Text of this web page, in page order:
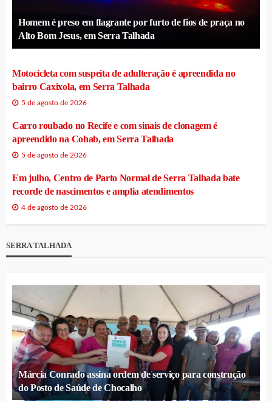
Homem é preso em flagrante por furto de fios de praça no
Alto Bom Jesus, em Serra Talhada
Motocicleta com suspeita de adulteração é apreendida no
bairro Caxixola, em Serra Talhada
5 de agosto de 2026
Carro roubado no Recife e com sinais de clonagem é
apreendido na Cohab, em Serra Talhada
5 de agosto de 2026
Em julho, Centro de Parto Normal de Serra Talhada bate
recorde de nascimentos e amplia atendimentos
4 de agosto de 2026
SERRA TALHADA
Márcia Conrado assina ordem de serviço para construção
do Posto de Saúde de Chocalho